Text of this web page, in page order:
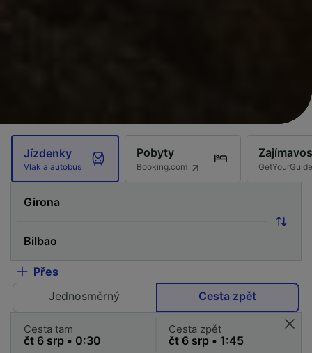
Jízdenky
Vlak a autobus
Pobyty
Booking.com GetYourGuide
Přes
Jednosměrný
Cesta zpět
Cesta tam Cesta zpět